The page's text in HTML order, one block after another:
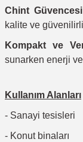
Chint
kalite ve
Kompakt ve
sunarken enerji
Kullanım Alanları
- Sanayi tesisleri
- Konut binaları